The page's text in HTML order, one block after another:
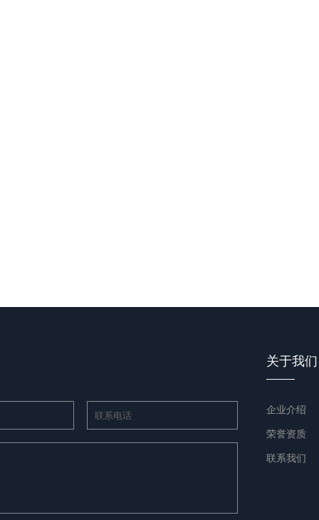
关于我们
企业介绍
荣誉资质
联系我们